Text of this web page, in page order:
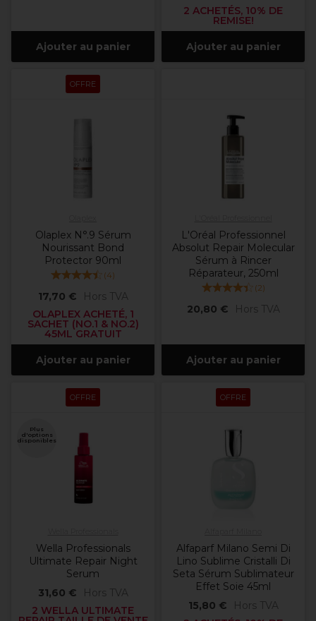
Ajouter au panier
2 ACHETÉS, 10% DE
REMISE!
Ajouter au panier
OFFRE
Olaplex N°.9 Sérum
Nourissant Bond
Protector 90ml
(4)
17,70 €
Hors TVA
OLAPLEX ACHETÉ, 1
SACHET (NO.1 & NO.2)
45ML GRATUIT
Ajouter au panier
L'Oréal Professionnel
Absolut Repair Molecular
Sérum à Rincer
Réparateur, 250ml
(2)
20,80 € Hors TVA
Ajouter au panier
OFFRE
Plus
d'options
disponibles
Wella Professionals
Ultimate Repair Night
Serum
31,60 €
Hors TVA
2 WELLA ULTIMATE
OFFRE
Alfaparf Milano Semi Di
Lino Sublime Cristalli Di
Seta Sérum Sublimateur
Effet Soie 45ml
15,80 €
Hors TVA